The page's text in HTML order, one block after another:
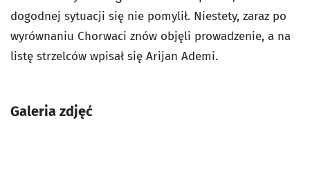
dogodnej sytuacji się nie pomylił. Niestety, zaraz po
wyrównaniu Chorwaci znów objęli prowadzenie, a na
listę strzelców wpisał się Arijan Ademi.
Galeria zdjęć